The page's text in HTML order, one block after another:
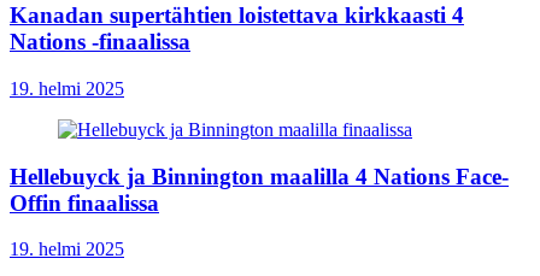
Kanadan supertähtien loistettava kirkkaasti 4
Nations -finaalissa
19. helmi 2025
Hellebuyck ja Binnington maalilla 4 Nations Face-
Offin finaalissa
19. helmi 2025